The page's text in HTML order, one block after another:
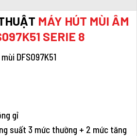
MÁY HÚT MÙI ÂM
SERIE 8
DFS097K51
gỉ
suất 3 mức thường + 2 mức tăng